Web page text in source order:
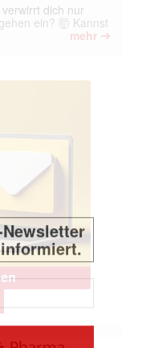
dich nur
ein? 🤯 Kannst
mehr ➔